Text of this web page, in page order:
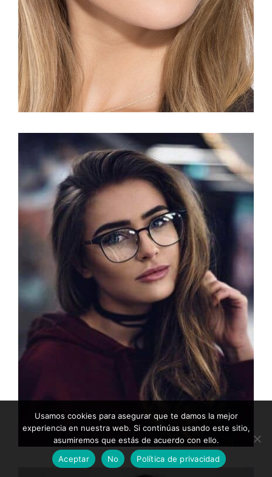
Usamos cookies para asegurar que te damos la mejor
experiencia en nuestra web. Si continúas usando este sitio,
asumiremos que estás de acuerdo con ello.
Aceptar
No Política de privacidad